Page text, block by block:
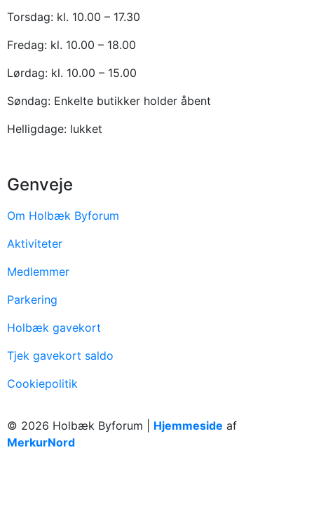
Torsdag: kl. 10.00 – 17.30
Fredag: kl. 10.00 – 18.00
Lørdag: kl. 10.00 – 15.00
Søndag: Enkelte butikker holder åbent
Helligdage: lukket
Genveje
Om Holbæk Byforum
Aktiviteter
Medlemmer
Parkering
Holbæk gavekort
Tjek gavekort saldo
Cookiepolitik
© 2026 Holbæk Byforum | Hjemmeside af
MerkurNord